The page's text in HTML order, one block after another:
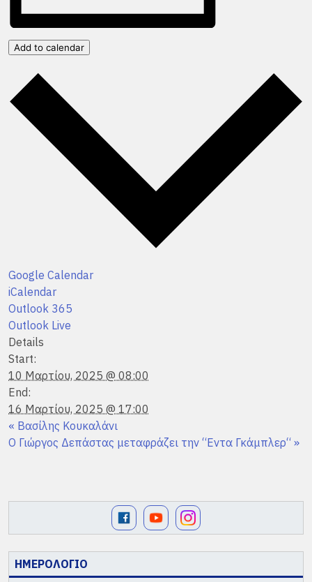
ΗΜΕΡΟΛΟΓΙΟ
Add to calendar
Google Calendar
iCalendar
Outlook 365
Outlook Live
Details
Start:
10 Μαρτίου, 2025 @ 08:00
End:
16 Μαρτίου, 2025 @ 17:00
« Βασίλης Κουκαλάνι
Ο Γιώργος Δεπάστας μεταφράζει την “Εντα Γκάμπλερ“ »